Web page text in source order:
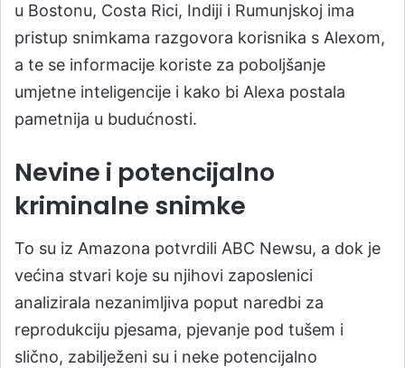
u Bostonu, Costa Rici, Indiji i Rumunjskoj ima
pristup snimkama razgovora korisnika s Alexom,
a te se informacije koriste za poboljšanje
umjetne inteligencije i kako bi Alexa postala
pametnija u budućnosti.
Nevine i potencijalno
kriminalne snimke
To su iz Amazona potvrdili ABC Newsu, a dok je
većina stvari koje su njihovi zaposlenici
analizirala nezanimljiva poput naredbi za
reprodukciju pjesama, pjevanje pod tušem i
slično, zabilježeni su i neke potencijalno